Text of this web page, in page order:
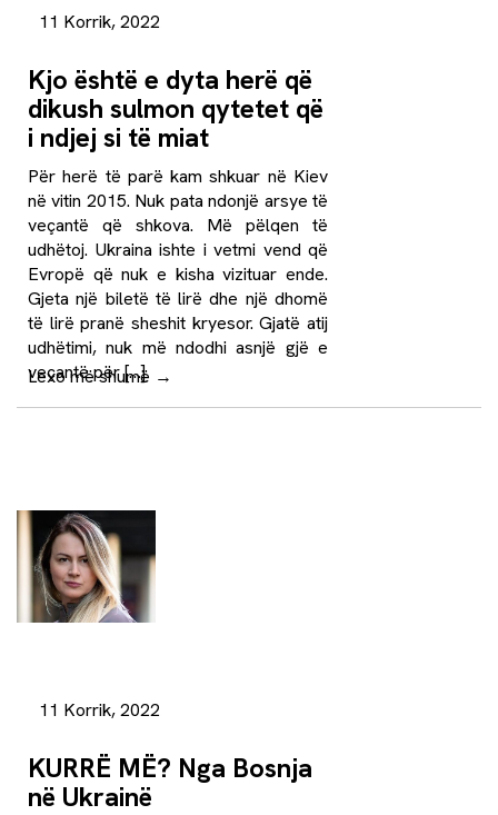
11 Korrik, 2022
Kjo është e dyta herë që
dikush sulmon qytetet që
i ndjej si të miat
Për herë të parë kam shkuar në Kiev
në vitin 2015. Nuk pata ndonjë arsye të
veçantë që shkova. Më pëlqen të
udhëtoj. Ukraina ishte i vetmi vend që
Evropë që nuk e kisha vizituar ende.
Gjeta një biletë të lirë dhe një dhomë
të lirë pranë sheshit kryesor. Gjatë atij
udhëtimi, nuk më ndodhi asnjë gjë e
veçantë për […]
Lexo më shumë →
11 Korrik, 2022
KURRË MË? Nga Bosnja
në Ukrainë